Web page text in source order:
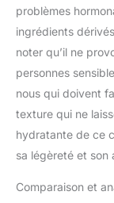
problèmes
ingrédients
noter qu’il ne
personnes
nous qui doivent
texture qui ne
hydratante de ce
sa légèreté et son
Comparaison et